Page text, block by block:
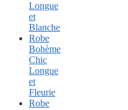
Longue
et
Blanche
Robe
Bohème
Chic
Longue
et
Fleurie
Robe